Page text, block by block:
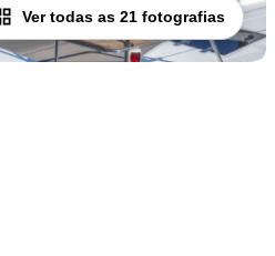
Ver todas as 21 fotografias